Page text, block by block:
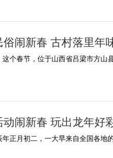
闹新春 古村落里年
春节，位于山西省吕梁市方山
闹新春 玩出龙年好
月初二，一大早来自全国各地